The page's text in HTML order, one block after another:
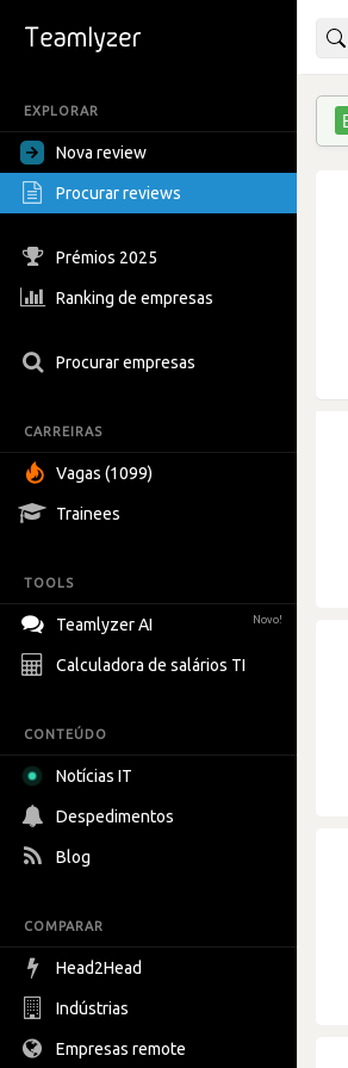
EXPLORAR
Nova review
Procurar reviews
Prémios 2025
Ranking de empresas
Procurar empresas
CARREIRAS
Vagas (1099)
Trainees
TOOLS
Teamlyzer AI Novo!
Calculadora de salários TI
CONTEÚDO
Notícias IT
Despedimentos
Blog
COMPARAR
Head2Head
Indústrias
Empresas remote